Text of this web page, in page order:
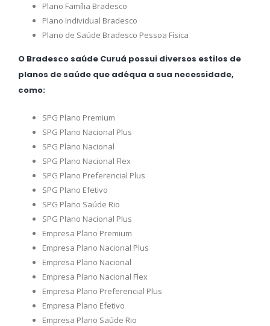
Plano Família Bradesco
Plano Individual Bradesco
Plano de Saúde Bradesco Pessoa Física
O Bradesco saúde Curuá possui diversos estilos de
planos de saúde que adéqua a sua necessidade,
como:
SPG Plano Premium
SPG Plano Nacional Plus
SPG Plano Nacional
SPG Plano Nacional Flex
SPG Plano Preferencial Plus
SPG Plano Efetivo
SPG Plano Saúde Rio
SPG Plano Nacional Plus
Empresa Plano Premium
Empresa Plano Nacional Plus
Empresa Plano Nacional
Empresa Plano Nacional Flex
Empresa Plano Preferencial Plus
Empresa Plano Efetivo
Empresa Plano Saúde Rio